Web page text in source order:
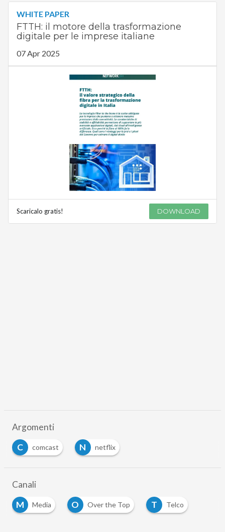
WHITE PAPER
FTTH: il motore della trasformazione
digitale per le imprese italiane
07 Apr 2025
Scaricalo gratis! DOWNLOAD
Argomenti
C
comcast N netflix
Canali
M
Media O Over the Top T Telco